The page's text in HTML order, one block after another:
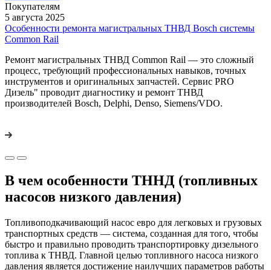
Покупателям
5 августа 2025
Особенности ремонта магистральных ТНВД Bosch системы
Common Rail
Ремонт магистральных ТНВД Common Rail — это сложный
процесс, требующий профессиональных навыков, точных
инструментов и оригинальных запчастей. Сервис PRO
Дизель" проводит диагностику и ремонт ТНВД
производителей Bosch, Delphi, Denso, Siemens/VDO.
В чем особенности ТННД (топливных
насосов низкого давления)
Топливоподкачивающий насос евро для легковых и грузовых
транспортных средств — система, созданная для того, чтобы
быстро и правильно проводить транспортировку дизельного
топлива к ТНВД. Главной целью топливного насоса низкого
давления является достижение наилучших параметров работы